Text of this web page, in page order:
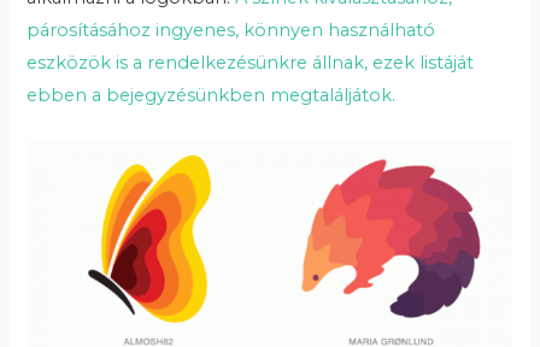
párosításához ingyenes, könnyen használható
eszközök is a rendelkezésünkre állnak, ezek listáját
ebben a bejegyzésünkben megtaláljátok.